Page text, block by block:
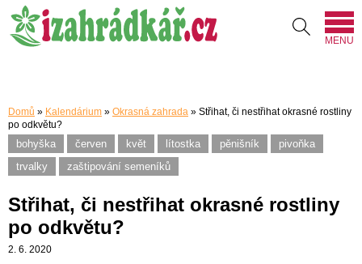
MENU
Domů » Kalendárium » Okrasná zahrada » Střihat, či nestřihat okrasné rostliny
po odkvětu?
bohyška červen květ lítostka pěnišník
pivoňka
trvalky
zaštipování semeníků
Střihat, či nestřihat okrasné rostliny
po odkvětu?
2. 6. 2020